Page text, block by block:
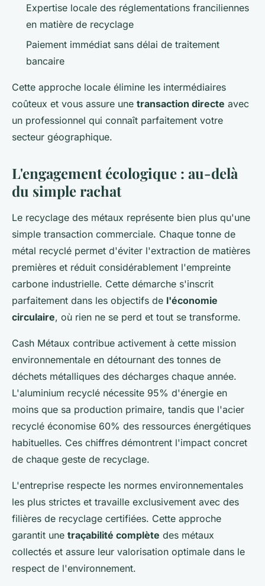
Expertise locale des réglementations franciliennes
en matière de recyclage
Paiement immédiat sans délai de traitement
bancaire
Cette approche locale élimine les intermédiaires
coûteux et vous assure une transaction directe avec
un professionnel qui connaît parfaitement votre
secteur géographique.
L'engagement écologique : au-delà
du simple rachat
Le recyclage des métaux représente bien plus qu'une
simple transaction commerciale. Chaque tonne de
métal recyclé permet d'éviter l'extraction de matières
premières et réduit considérablement l'empreinte
carbone industrielle. Cette démarche s'inscrit
parfaitement dans les objectifs de l'économie
circulaire, où rien ne se perd et tout se transforme.
Cash Métaux contribue activement à cette mission
environnementale en détournant des tonnes de
déchets métalliques des décharges chaque année.
L'aluminium recyclé nécessite 95% d'énergie en
moins que sa production primaire, tandis que l'acier
recyclé économise 60% des ressources énergétiques
habituelles. Ces chiffres démontrent l'impact concret
de chaque geste de recyclage.
L'entreprise respecte les normes environnementales
les plus strictes et travaille exclusivement avec des
filières de recyclage certifiées. Cette approche
garantit une traçabilité complète des métaux
collectés et assure leur valorisation optimale dans le
respect de l'environnement.